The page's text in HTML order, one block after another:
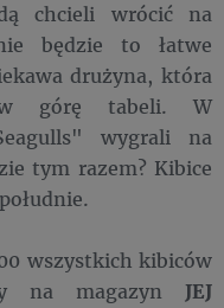
chcieli wrócić na
będzie to łatwe
drużyna, która
w górę tabeli. W
wygrali na
tym razem? Kibice
wszystkich kibiców
na magazyn JEJ